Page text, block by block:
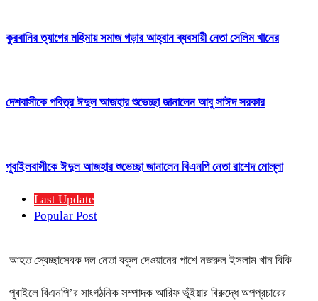
কুরবানির ত্যাগের মহিমায় সমাজ গড়ার আহ্বান ব্যবসায়ী নেতা সেলিম খানের
দেশবাসীকে পবিত্র ঈদুল আজহার শুভেচ্ছা জানালেন আবু সাঈদ সরকার
পূবাইলবাসীকে ঈদুল আজহার শুভেচ্ছা জানালেন বিএনপি নেতা রাশেদ মোল্লা
Last Update
Popular Post
আহত স্বেচ্ছাসেবক দল নেতা বকুল দেওয়ানের পাশে নজরুল ইসলাম খান বিকি
পূবাইলে বিএনপি’র সাংগঠনিক সম্পাদক আরিফ ভূঁইয়ার বিরুদ্ধে অপপ্রচারের